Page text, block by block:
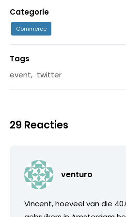
Categorie
Commerce
Tags
event, twitter
29 Reacties
venturo
Vincent, hoeveel van die